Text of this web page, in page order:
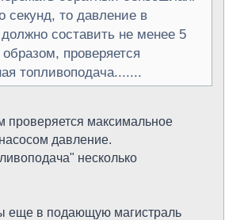
секунд, то давление в
составить не менее 5
проверяется
топливоподача.......
проверяется максимальное
давление.
несколько
еще в подающую магистраль